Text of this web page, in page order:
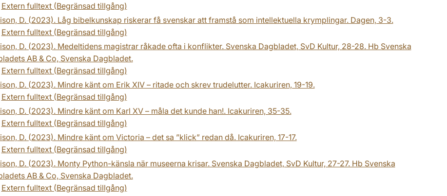
Extern fulltext (Begränsad tillgång)
D. (2023). Låg bibelkunskap riskerar få svenskar att framstå som intellektuella krymplingar. Dagen, 3-3.
Extern fulltext (Begränsad tillgång)
D. (2023). Medeltidens magistrar råkade ofta i konflikter. Svenska Dagbladet, SvD Kultur, 28-28. Hb Svenska
AB & Co, Svenska Dagbladet.
Extern fulltext (Begränsad tillgång)
D. (2023). Mindre känt om Erik XIV – ritade och skrev trudelutter. Icakuriren, 19-19.
Extern fulltext (Begränsad tillgång)
D. (2023). Mindre känt om Karl XV – måla det kunde han!. Icakuriren, 35-35.
Extern fulltext (Begränsad tillgång)
D. (2023). Mindre känt om Victoria – det sa ”klick” redan då. Icakuriren, 17-17.
Extern fulltext (Begränsad tillgång)
D. (2023). Monty Python-känsla när museerna krisar. Svenska Dagbladet, SvD Kultur, 27-27. Hb Svenska
AB & Co, Svenska Dagbladet.
Extern fulltext (Begränsad tillgång)